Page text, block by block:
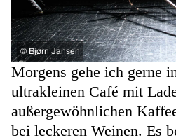
© Bjørn Jansen
Morgens gehe ich gerne
ultrakleinen Café mit
außergewöhnlichen
bei leckeren Weinen. Es